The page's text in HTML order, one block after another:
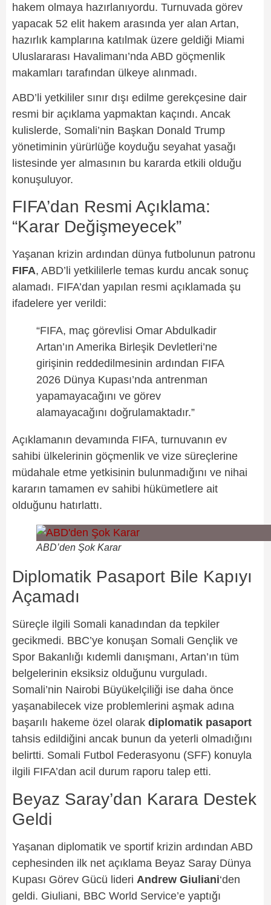
hakem olmaya hazırlanıyordu. Turnuvada görev
yapacak 52 elit hakem arasında yer alan Artan,
hazırlık kamplarına katılmak üzere geldiği Miami
Uluslararası Havalimanı’nda ABD göçmenlik
makamları tarafından ülkeye alınmadı.
ABD’li yetkililer sınır dışı edilme gerekçesine dair
resmi bir açıklama yapmaktan kaçındı. Ancak
kulislerde, Somali’nin Başkan Donald Trump
yönetiminin yürürlüğe koyduğu seyahat yasağı
listesinde yer almasının bu kararda etkili olduğu
konuşuluyor.
FIFA’dan Resmi Açıklama:
“Karar Değişmeyecek”
Yaşanan krizin ardından dünya futbolunun patronu
FIFA, ABD’li yetkililerle temas kurdu ancak sonuç
alamadı. FIFA’dan yapılan resmi açıklamada şu
ifadelere yer verildi:
“FIFA, maç görevlisi Omar Abdulkadir
Artan’ın Amerika Birleşik Devletleri’ne
girişinin reddedilmesinin ardından FIFA
2026 Dünya Kupası’nda antrenman
yapamayacağını ve görev
alamayacağını doğrulamaktadır.”
Açıklamanın devamında FIFA, turnuvanın ev
sahibi ülkelerinin göçmenlik ve vize süreçlerine
müdahale etme yetkisinin bulunmadığını ve nihai
kararın tamamen ev sahibi hükümetlere ait
olduğunu hatırlattı.
ABD’den Şok Karar
Diplomatik Pasaport Bile Kapıyı
Açamadı
Süreçle ilgili Somali kanadından da tepkiler
gecikmedi. BBC’ye konuşan Somali Gençlik ve
Spor Bakanlığı kıdemli danışmanı, Artan’ın tüm
belgelerinin eksiksiz olduğunu vurguladı.
Somali’nin Nairobi Büyükelçiliği ise daha önce
yaşanabilecek vize problemlerini aşmak adına
başarılı hakeme özel olarak diplomatik pasaport
tahsis edildiğini ancak bunun da yeterli olmadığını
belirtti. Somali Futbol Federasyonu (SFF) konuyla
ilgili FIFA’dan acil durum raporu talep etti.
Beyaz Saray’dan Karara Destek
Geldi
Yaşanan diplomatik ve sportif krizin ardından ABD
cephesinden ilk net açıklama Beyaz Saray Dünya
Kupası Görev Gücü lideri Andrew Giuliani‘den
geldi. Giuliani, BBC World Service’e yaptığı